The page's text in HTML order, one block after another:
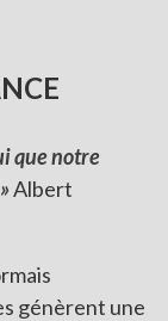
que notre
Albert
génèrent une